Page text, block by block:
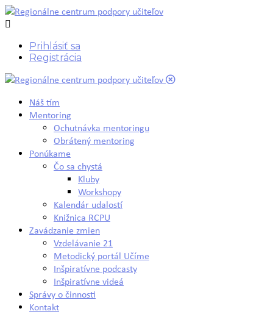
Prihlásiť sa
Registrácia
Náš tím
Mentoring
Ochutnávka mentoringu
Obrátený mentoring
Ponúkame
Čo sa chystá
Kluby
Workshopy
Kalendár udalostí
Knižnica RCPU
Zavádzanie zmien
Vzdelávanie 21
Metodický portál Učíme
Inšpiratívne podcasty
Inšpiratívne videá
Správy o činnosti
Kontakt